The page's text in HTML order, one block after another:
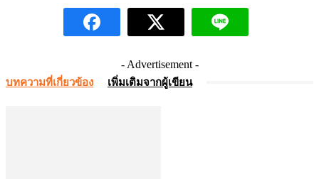
- Advertisement -
บทความที่เกี่ยวข้อง เพิ่มเติมจากผู้เขียน